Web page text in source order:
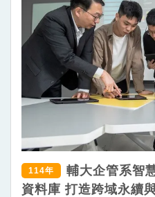
114年
輔大企管系智
資料庫 打造跨域永續